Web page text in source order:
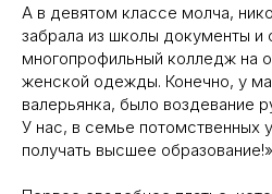
А в девятом классе молча,
забрала из школы документы и
многопрофильный колледж на
женской одежды. Конечно, у
валерьянка, было воздевание
У нас, в семье потомственных
получать высшее